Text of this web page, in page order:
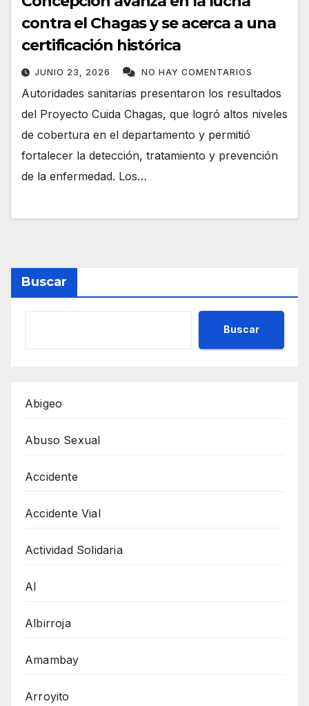
contra el Chagas y se acerca a una
certificación histórica
JUNIO 23, 2026 NO HAY COMENTARIOS
Autoridades sanitarias presentaron los resultados
del Proyecto Cuida Chagas, que logró altos niveles
de cobertura en el departamento y permitió
fortalecer la detección, tratamiento y prevención
de la enfermedad. Los…
Buscar
Buscar
Abigeo
Abuso Sexual
Accidente
Accidente Vial
Actividad Solidaria
AI
Albirroja
Amambay
Arroyito